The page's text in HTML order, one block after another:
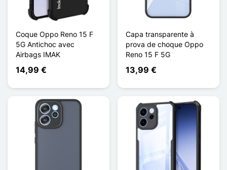
Coque Oppo Reno 15 F
5G Antichoc avec
Airbags IMAK
14,99 €
Capa transparente à
prova de choque Oppo
Reno 15 F 5G
13,99 €